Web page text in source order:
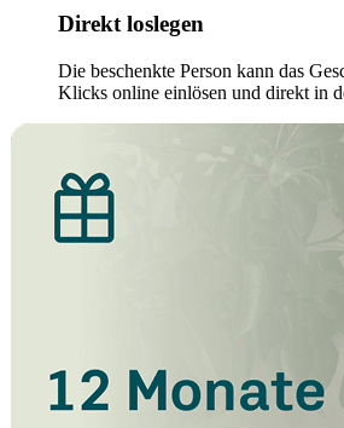
Direkt loslegen
Die beschenkte Person kann das
Klicks online einlösen und direkt in